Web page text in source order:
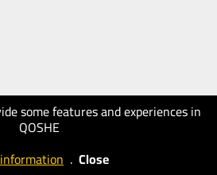
some features and experiences in
QOSHE
. Close